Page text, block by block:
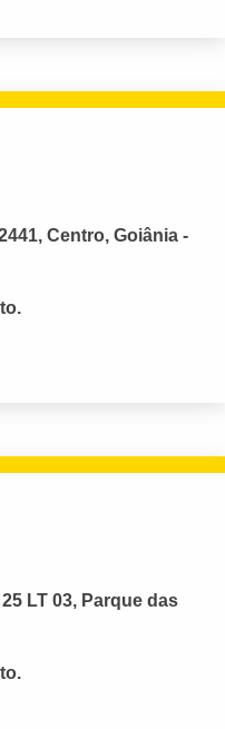
Centro, Goiânia -
LT 03, Parque das